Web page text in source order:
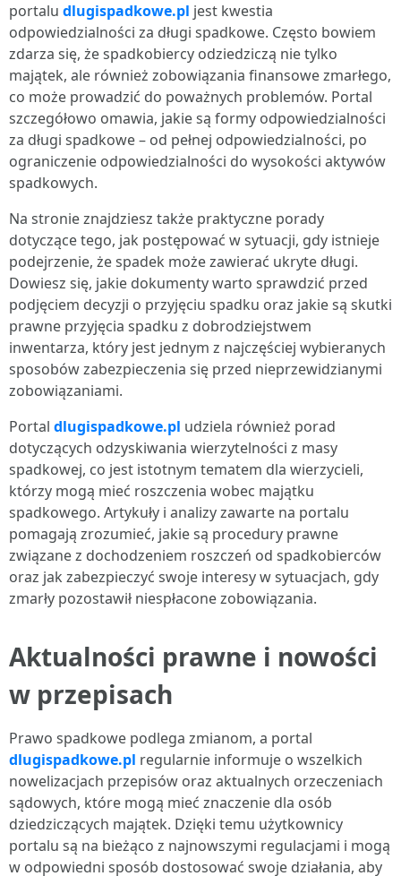
portalu dlugispadkowe.pl jest kwestia
odpowiedzialności za długi spadkowe. Często bowiem
zdarza się, że spadkobiercy odziedziczą nie tylko
majątek, ale również zobowiązania finansowe zmarłego,
co może prowadzić do poważnych problemów. Portal
szczegółowo omawia, jakie są formy odpowiedzialności
za długi spadkowe – od pełnej odpowiedzialności, po
ograniczenie odpowiedzialności do wysokości aktywów
spadkowych.
Na stronie znajdziesz także praktyczne porady
dotyczące tego, jak postępować w sytuacji, gdy istnieje
podejrzenie, że spadek może zawierać ukryte długi.
Dowiesz się, jakie dokumenty warto sprawdzić przed
podjęciem decyzji o przyjęciu spadku oraz jakie są skutki
prawne przyjęcia spadku z dobrodziejstwem
inwentarza, który jest jednym z najczęściej wybieranych
sposobów zabezpieczenia się przed nieprzewidzianymi
zobowiązaniami.
Portal dlugispadkowe.pl udziela również porad
dotyczących odzyskiwania wierzytelności z masy
spadkowej, co jest istotnym tematem dla wierzycieli,
którzy mogą mieć roszczenia wobec majątku
spadkowego. Artykuły i analizy zawarte na portalu
pomagają zrozumieć, jakie są procedury prawne
związane z dochodzeniem roszczeń od spadkobierców
oraz jak zabezpieczyć swoje interesy w sytuacjach, gdy
zmarły pozostawił niespłacone zobowiązania.
Aktualności prawne i nowości
w przepisach
Prawo spadkowe podlega zmianom, a portal
dlugispadkowe.pl regularnie informuje o wszelkich
nowelizacjach przepisów oraz aktualnych orzeczeniach
sądowych, które mogą mieć znaczenie dla osób
dziedziczących majątek. Dzięki temu użytkownicy
portalu są na bieżąco z najnowszymi regulacjami i mogą
w odpowiedni sposób dostosować swoje działania, aby